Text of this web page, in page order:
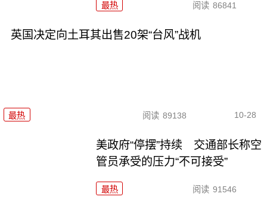
最热 阅读 86841
英国决定向土耳其出售20架“台风”战机
最热 阅读 89138 10-28
美政府“停摆”持续 交通部长称空
管员承受的压力“不可接受”
最热 阅读 91546